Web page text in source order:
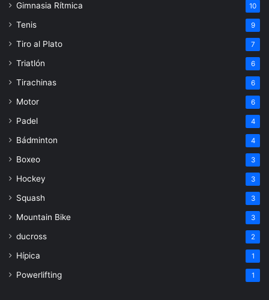
Gimnasia Rítmica 10
Tenis 9
Tiro al Plato 7
Triatlón 6
Tirachinas 6
Motor 6
Padel 4
Bádminton 4
Boxeo 3
Hockey 3
Squash 3
Mountain Bike 3
ducross 2
Hípica 1
Powerlifting 1